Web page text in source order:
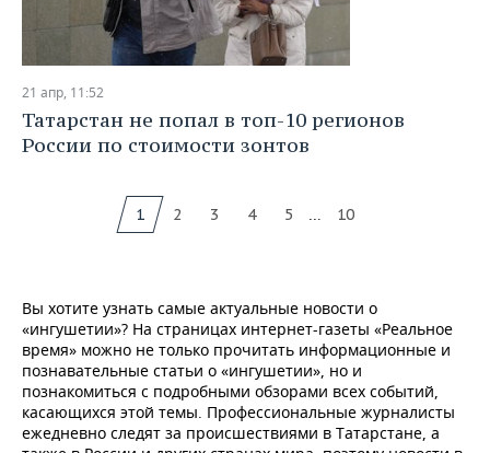
21 апр, 11:52
Татарстан не попал в топ-10 регионов
России по стоимости зонтов
1 2 3 4 5 ... 10
Вы хотите узнать самые актуальные новости о
«ингушетии»? На страницах интернет-газеты «Реальное
время» можно не только прочитать информационные и
познавательные статьи о «ингушетии», но и
познакомиться с подробными обзорами всех событий,
касающихся этой темы. Профессиональные журналисты
ежедневно следят за происшествиями в Татарстане, а